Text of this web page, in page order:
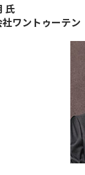
⽒
社ワントゥーテ